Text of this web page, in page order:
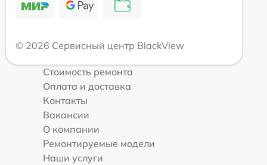
© 2026 Сервисный центр BlackView
Стоимость ремонта
Оплата и доставка
Контакты
Вакансии
О компании
Ремонтируемые модели
Наши услуги